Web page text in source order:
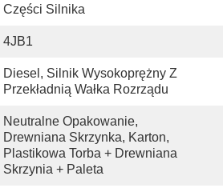
Części Silnika
4JB1
Diesel, Silnik Wysokoprężny Z
Przekładnią Wałka Rozrządu
Neutralne Opakowanie,
Drewniana Skrzynka, Karton,
Plastikowa Torba + Drewniana
Skrzynia + Paleta